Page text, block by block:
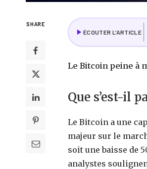
SHARE
ÉCOUTER L’ARTICLE
Le Bitcoin peine à
Que s’est-il
Le Bitcoin a une
majeur sur le
soit une baisse de
analystes